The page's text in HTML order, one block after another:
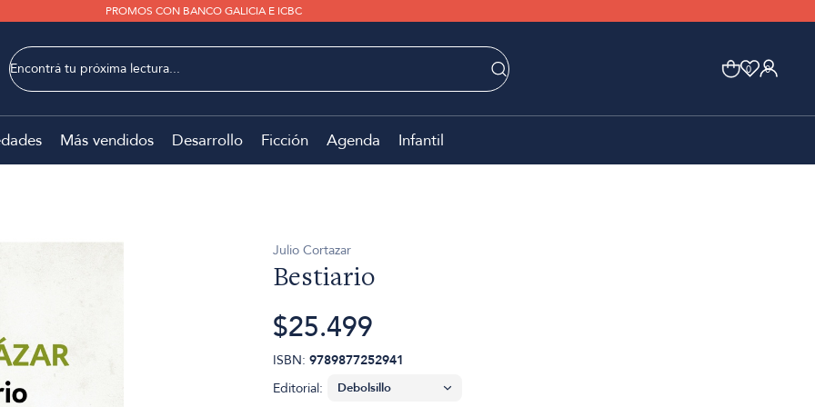
PROMOS CON BANCO GALICIA E ICBC
0 0
Más vendidos Desarrollo Ficción Agenda Infantil
Julio Cortazar
Bestiario
$25.499
ISBN: 9789877252941
Editorial: